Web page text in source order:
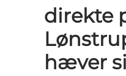
direkte
hæver